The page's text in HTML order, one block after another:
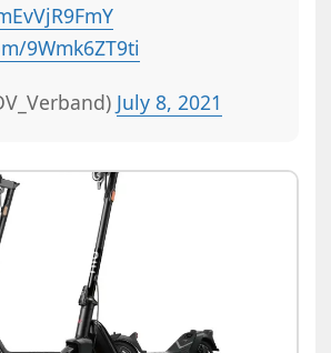
9Wmk6ZT9ti
July 8, 2021